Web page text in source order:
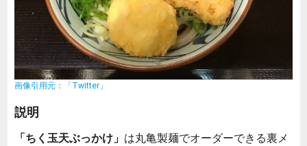
画像引用元：「Twitter」
説明
「ちく玉天ぶっかけ」 は丸亀製麺でオーダーできる裏メ